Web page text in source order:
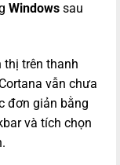
Windows sau
thị trên thanh
vẫn chưa
đơn giản bằng
và tích chọn